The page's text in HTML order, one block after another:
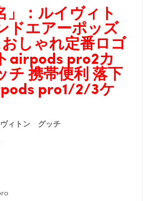
」： ルイヴィト
ドエアーポッズ
しゃれ定番ロゴ
airpods pro2カ
チ 携帯便利 落下
pro1/2/3ケ
ィトン グッチ